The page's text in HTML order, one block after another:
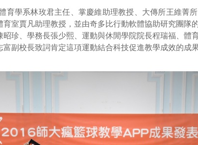
育學系林玫君主任、掌慶維助理教授、大傳所王維菁
育室賈凡助理教授，並由奇多比行動軟體協助研究團隊
珍、學務長張少熙、運動與休閒學院院長程瑞福、體
富副校長致詞肯定這項運動結合科技促進教學成效的成